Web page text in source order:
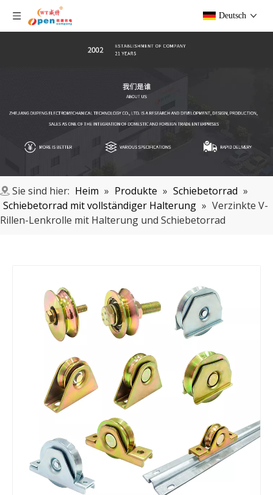
Deutsch
Sie sind hier: Heim » Produkte » Schiebetorrad »
Schiebetorrad mit vollständiger Halterung » Verzinkte V-
Rillen-Lenkrolle mit Halterung und Schiebetorrad